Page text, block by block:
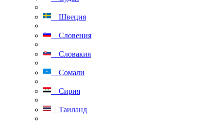
Швеция
Словения
Словакия
Сомали
Сирия
Таиланд